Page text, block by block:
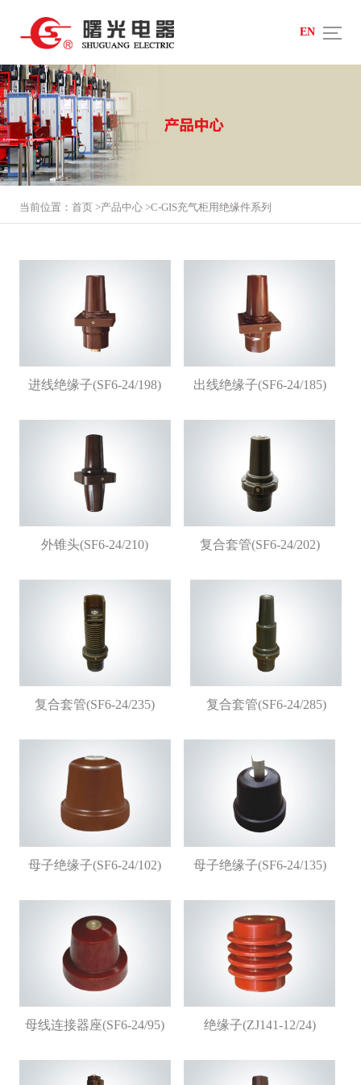
EN
当前位置： 首页>产品中心>C-GIS充气柜用绝缘件系列
进线绝缘子(SF6-24/198) 出线绝缘子(SF6-24/185)
外锥头(SF6-24/210) 复合套管(SF6-24/202)
复合套管(SF6-24/235) 复合套管(SF6-24/285)
母子绝缘子(SF6-24/102) 母子绝缘子(SF6-24/135)
母线连接器座(SF6-24/95) 绝缘子(ZJ141-12/24)